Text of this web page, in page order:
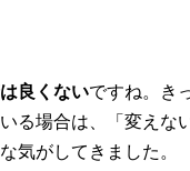
良くないですね。き
る場合は、「変えな
気がしてきました。